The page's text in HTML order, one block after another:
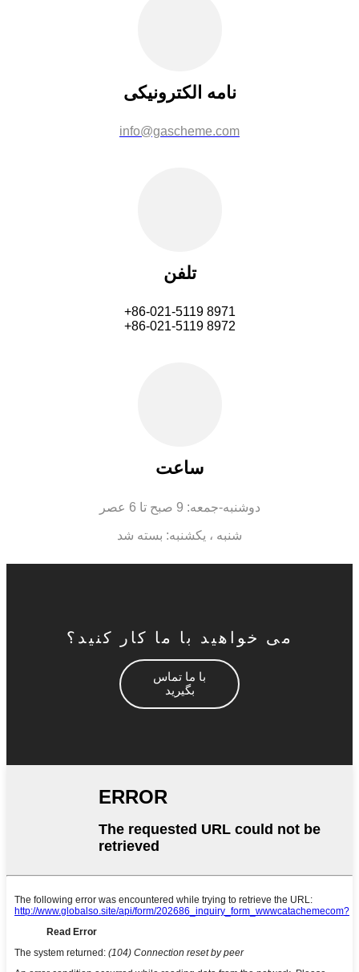
نامه الکترونیکی
info@gascheme.com
تلفن
+86-021-5119 8971
+86-021-5119 8972
ساعت
دوشنبه-جمعه: 9 صبح تا 6 عصر
شنبه ، یکشنبه: بسته شد
می خواهید با ما کار کنید؟
با ما تماس
بگیرید